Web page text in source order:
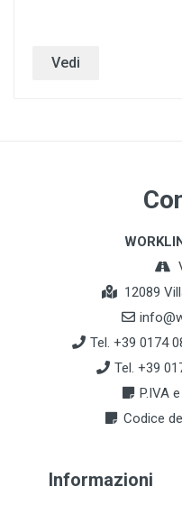
Vedi
12089
Tel. +39 0174
Tel. +39
P.IVA
Codice
Informazioni